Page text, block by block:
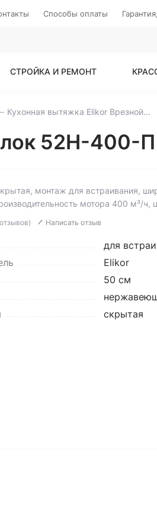
Способы оплаты
СТРОЙКА И РЕМОНТ
Кухонная вытяжка Elikor Врезной блок 52Н-400-П3Д
52Н-400-
монтаж для встраивания,
мотора 400 м³/
Написать отзыв
для
Elikor
50 см
скрытая